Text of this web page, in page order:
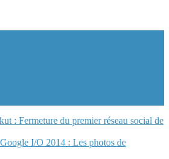
: Fermeture du premier réseau social de
Google I/O 2014 : Les photos de